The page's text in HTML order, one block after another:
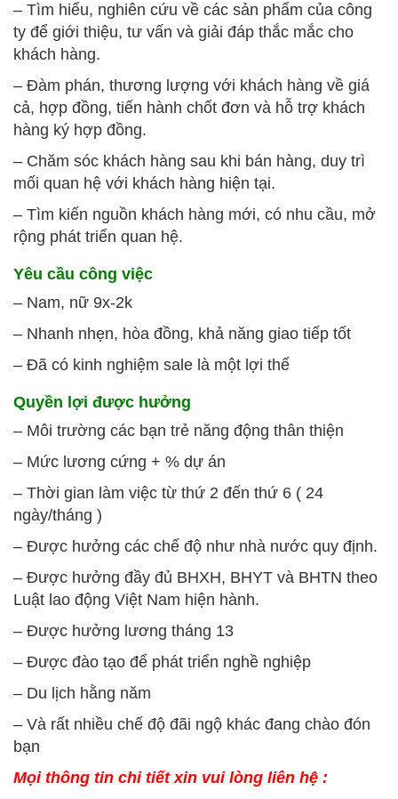
– Tìm hiểu, nghiên cứu về các sản phẩm của công
ty để giới thiệu, tư vấn và giải đáp thắc mắc cho
khách hàng.
– Đàm phán, thương lượng với khách hàng về giá
cả, hợp đồng, tiến hành chốt đơn và hỗ trợ khách
hàng ký hợp đồng.
– Chăm sóc khách hàng sau khi bán hàng, duy trì
mối quan hệ với khách hàng hiện tại.
– Tìm kiến nguồn khách hàng mới, có nhu cầu, mở
rộng phát triển quan hệ.
Yêu cầu công việc
– Nam, nữ 9x-2k
– Nhanh nhẹn, hòa đồng, khả năng giao tiếp tốt
– Đã có kinh nghiệm sale là một lợi thế
Quyền lợi được hưởng
– Môi trường các bạn trẻ năng động thân thiện
– Mức lương cứng + % dự án
– Thời gian làm việc từ thứ 2 đến thứ 6 ( 24
ngày/tháng )
– Được hưởng các chế độ như nhà nước quy định.
– Được hưởng đầy đủ BHXH, BHYT và BHTN theo
Luật lao động Việt Nam hiện hành.
– Được hưởng lương tháng 13
– Được đào tạo để phát triển nghề nghiệp
– Du lịch hằng năm
– Và rất nhiều chế độ đãi ngộ khác đang chào đón
bạn
Mọi thông tin chi tiết xin vui lòng liên hệ :